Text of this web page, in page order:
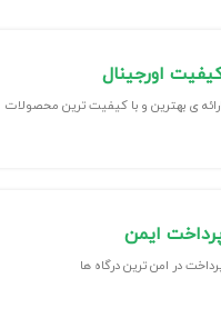
اورجینال
ارائه ی بهترین و با کیفیت ترین محصولات
ایمن
در امن ترین درگاه ها